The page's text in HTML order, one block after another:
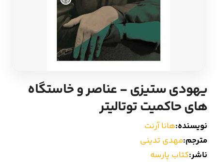
سایر کشورهای اروپا
داستان کوتاه
شعر و متون کهن
ادبیات
زندگینامه
یهودی ستیزی - عناصر و خاستگاه
های حاکمیت توتالیتر
نویسنده:هانا آرنت
مترجم:مهدی تدینی
ناشر:کتاب پارسه